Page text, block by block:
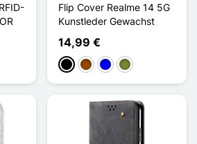
Flip Cover Realme 14 5G
Kunstleder Gewachst
14,99 €
Schwarz
BraunBlauKhaki